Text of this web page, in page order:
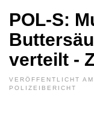
POL-S:
verteilt -
VERÖFFENTLICHT
POLIZEIBERICHT